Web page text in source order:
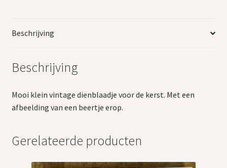
Beschrijving
Beschrijving
Mooi klein vintage dienblaadje voor de kerst. Met een
afbeelding van een beertje erop.
Gerelateerde producten